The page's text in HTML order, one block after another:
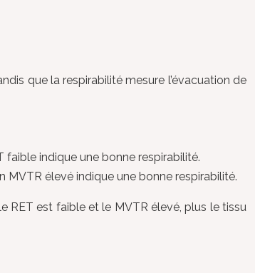
que la respirabilité mesure l’évacuation de
faible indique une bonne respirabilité.
MVTR élevé indique une bonne respirabilité.
RET est faible et le MVTR élevé, plus le tissu